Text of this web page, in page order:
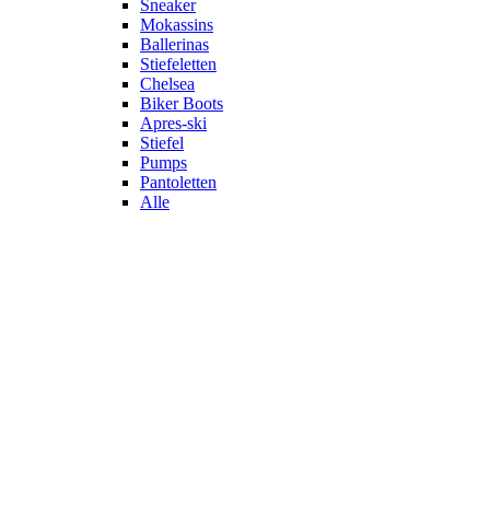
Sneaker
Mokassins
Ballerinas
Stiefeletten
Chelsea
Biker Boots
Apres-ski
Stiefel
Pumps
Pantoletten
Alle